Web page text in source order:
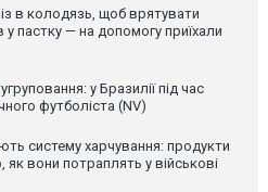
в колодязь, щоб врятувати
пастку — на допомогу приїхали
у Бразилії під час
футболіста (NV)
систему харчування: продукти
як вони потраплять у військові